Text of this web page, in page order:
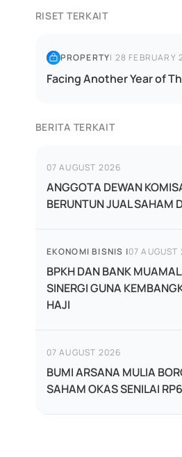
RISET TERKAIT
PROPERTY| 28 FEBRUARY
Facing Another Year of
BERITA TERKAIT
07 AUGUST 2026
ANGGOTA DEWAN
BERUNTUN JUAL SAHAM
EKONOMI BISNIS |07 AUGUST
BPKH DAN BANK
SINERGI GUNA
HAJI
07 AUGUST 2026
BUMI ARSANA MULIA
SAHAM OKAS SENILAI